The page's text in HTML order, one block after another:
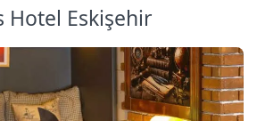
Hotel Eskişehir